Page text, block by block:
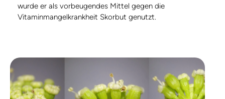
wurde er als vorbeugendes Mittel gegen die
Vitaminmangelkrankheit Skorbut genutzt.